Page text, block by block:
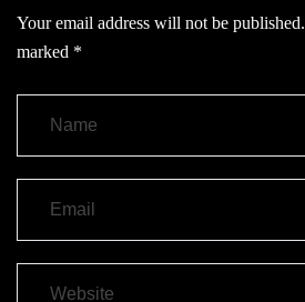
Your email address will not be published.
marked *